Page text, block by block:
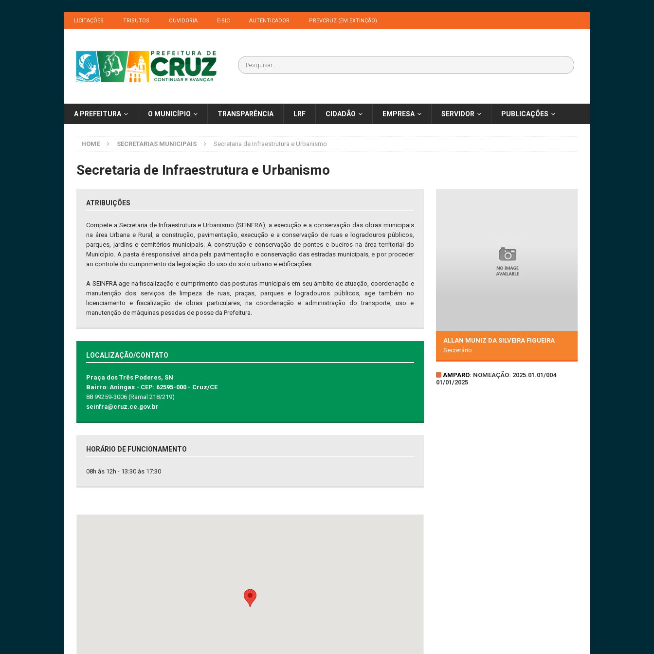
LICITAÇÕES TRIBUTOS OUVIDORIA E-SIC AUTENTICADOR PREVCRUZ (EM EXTINÇÃO)
A PREFEITURA O MUNICÍPIO TRANSPARÊNCIA LRF CIDADÃO EMPRESA SERVIDOR PUBLICAÇÕES
HOME SECRETARIAS MUNICIPAIS Secretaria de Infraestrutura e Urbanismo
Secretaria de Infraestrutura e Urbanismo
ATRIBUIÇÕES
Compete a Secretaria de Infraestrutura e Urbanismo (SEINFRA), a execução e a conservação das obras municipais
na área Urbana e Rural, a construção, pavimentação, execução e a conservação de ruas e logradouros públicos,
parques, jardins e cemitérios municipais. A construção e conservação de pontes e bueiros na área territorial do
Município. A pasta é responsável ainda pela pavimentação e conservação das estradas municipais, e por proceder
ao controle do cumprimento da legislação do uso do solo urbano e edificações.
A SEINFRA age na fiscalização e cumprimento das posturas municipais em seu âmbito de atuação, coordenação e
manutenção dos serviços de limpeza de ruas, praças, parques e logradouros públicos, age também no
licenciamento e fiscalização de obras particulares, na coordenação e administração do transporte, uso e
manutenção de máquinas pesadas de posse da Prefeitura.
LOCALIZAÇÃO/CONTATO
Praça dos Três Poderes, SN
Bairro: Aningas - CEP: 62595-000 - Cruz/CE
88 99259-3006 (Ramal 218/219)
seinfra@cruz.ce.gov.br
HORÁRIO DE FUNCIONAMENTO
08h às 12h - 13:30 às 17:30
ALLAN MUNIZ DA SILVEIRA FIGUEIRA
Secretário
AMPARO: NOMEAÇÃO: 2025.01.01/004
01/01/2025